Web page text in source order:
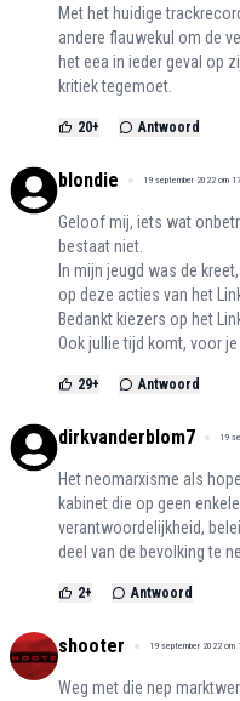
Met het huidige
andere flauwekul om de
het eea in ieder geval op
kritiek tegemoet.
20+ Antwoord
blondie 19 september 2022 om
Geloof mij, iets wat
bestaat niet.
In mijn jeugd was de
op deze acties van het
Bedankt kiezers op het
Ook jullie tijd komt, voor
29+ Antwoord
dirkvanderblom7 19
Het neomarxisme als
kabinet die op geen
verantwoordelijkheid,
deel van de bevolking te
2+ Antwoord
shooter 19 september 2022 om
Weg met die nep